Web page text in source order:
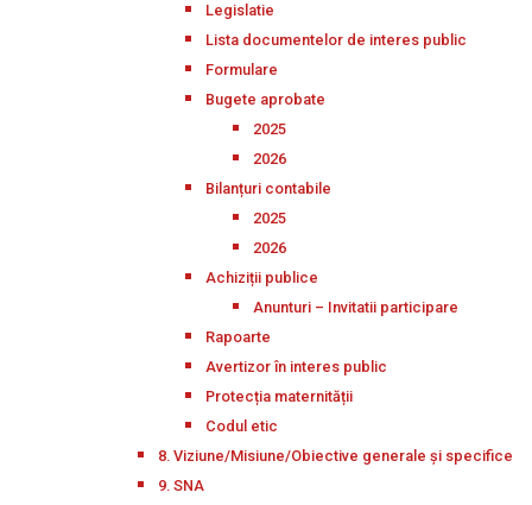
Legislatie
Lista documentelor de interes public
Formulare
Bugete aprobate
2025
2026
Bilanțuri contabile
2025
2026
Achiziții publice
Anunturi – Invitatii participare
Rapoarte
Avertizor în interes public
Protecția maternității
Codul etic
8. Viziune/Misiune/Obiective generale și specifice
9. SNA